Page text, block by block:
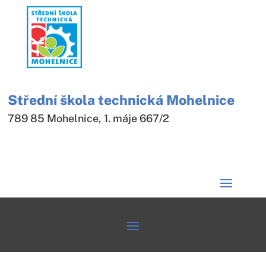
Střední škola technická Mohelnice
789 85 Mohelnice, 1. máje 667/2